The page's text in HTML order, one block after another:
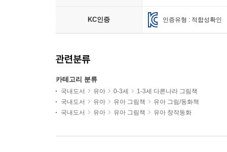
KC인증 인증유형 : 적합성확인
관련분류
카테고리 분류
국내도서 유아 0-3세
1-3세 다른나라 그림책
국내도서
유아 유아 그림책
유아 그림/동화책
국내도서
유아 유아 그림책 유아 창작동화